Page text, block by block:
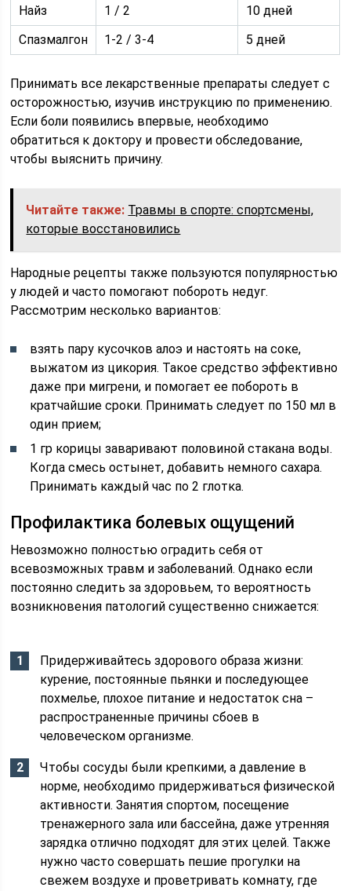
Найз
1 / 2
10 дней
Спазмалгон
1-2 / 3-4 5 дней
Принимать все лекарственные препараты следует с
осторожностью, изучив инструкцию по применению.
Если боли появились впервые, необходимо
обратиться к доктору и провести обследование,
чтобы выяснить причину.
Читайте также: Травмы в спорте: спортсмены,
которые восстановились
Народные рецепты также пользуются популярностью
у людей и часто помогают побороть недуг.
Рассмотрим несколько вариантов:
взять пару кусочков алоэ и настоять на соке,
выжатом из цикория. Такое средство эффективно
даже при мигрени, и помогает ее побороть в
кратчайшие сроки. Принимать следует по 150 мл в
один прием;
1 гр корицы заваривают половиной стакана воды.
Когда смесь остынет, добавить немного сахара.
Принимать каждый час по 2 глотка.
Профилактика болевых ощущений
Невозможно полностью оградить себя от
всевозможных травм и заболеваний. Однако если
постоянно следить за здоровьем, то вероятность
возникновения патологий существенно снижается:
Придерживайтесь здорового образа жизни:
курение, постоянные пьянки и последующее
похмелье, плохое питание и недостаток сна –
распространенные причины сбоев в
человеческом организме.
Чтобы сосуды были крепкими, а давление в
норме, необходимо придерживаться физической
активности. Занятия спортом, посещение
тренажерного зала или бассейна, даже утренняя
зарядка отлично подходят для этих целей. Также
нужно часто совершать пешие прогулки на
свежем воздухе и проветривать комнату, где